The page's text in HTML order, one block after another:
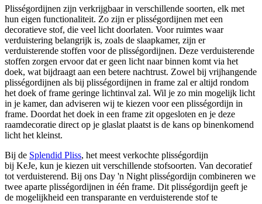
Plisségordijnen zijn verkrijgbaar in verschillende soorten, elk met
hun eigen functionaliteit. Zo zijn er plisségordijnen met een
decoratieve stof, die veel licht doorlaten. Voor ruimtes waar
verduistering belangrijk is, zoals de slaapkamer, zijn er
verduisterende stoffen voor de plisségordijnen. Deze verduisterende
stoffen zorgen ervoor dat er geen licht naar binnen komt via het
doek, wat bijdraagt aan een betere nachtrust. Zowel bij vrijhangende
plisségordijnen als bij plisségordijnen in frame zal er altijd rondom
het doek of frame geringe lichtinval zal. Wil je zo min mogelijk licht
in je kamer, dan adviseren wij te kiezen voor een plisségordijn in
frame. Doordat het doek in een frame zit opgesloten en je deze
raamdecoratie direct op je glaslat plaatst is de kans op binenkomend
licht het kleinst.
Bij de Splendid Pliss, het meest verkochte plisségordijn
bij KeJe, kun je kiezen uit verschillende stofsoorten. Van decoratief
tot verduisterend. Bij ons Day 'n Night plisségordijn combineren we
twee aparte plisségordijnen in één frame. Dit plisségordijn geeft je
de mogelijkheid een transparante en verduisterende stof te